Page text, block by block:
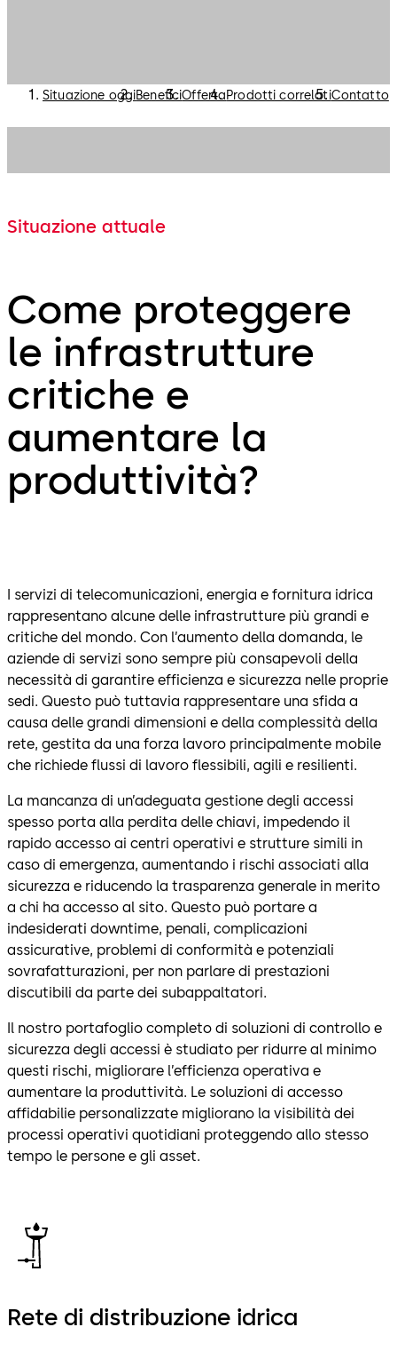
Situazione oggiBeneficiOffertaProdotti correlatiContatto
Situazione attuale
Come proteggere
le infrastrutture
critiche e
aumentare la
produttività?
I servizi di telecomunicazioni, energia e fornitura idrica
rappresentano alcune delle infrastrutture più grandi e
critiche del mondo. Con l’aumento della domanda, le
aziende di servizi sono sempre più consapevoli della
necessità di garantire efficienza e sicurezza nelle proprie
sedi. Questo può tuttavia rappresentare una sfida a
causa delle grandi dimensioni e della complessità della
rete, gestita da una forza lavoro principalmente mobile
che richiede flussi di lavoro flessibili, agili e resilienti.
La mancanza di un’adeguata gestione degli accessi
spesso porta alla perdita delle chiavi, impedendo il
rapido accesso ai centri operativi e strutture simili in
caso di emergenza, aumentando i rischi associati alla
sicurezza e riducendo la trasparenza generale in merito
a chi ha accesso al sito. Questo può portare a
indesiderati downtime, penali, complicazioni
assicurative, problemi di conformità e potenziali
sovrafatturazioni, per non parlare di prestazioni
discutibili da parte dei subappaltatori.
Il nostro portafoglio completo di soluzioni di controllo e
sicurezza degli accessi è studiato per ridurre al minimo
questi rischi, migliorare l’efficienza operativa e
aumentare la produttività. Le soluzioni di accesso
affidabilie personalizzate migliorano la visibilità dei
processi operativi quotidiani proteggendo allo stesso
tempo le persone e gli asset.
Rete di distribuzione idrica